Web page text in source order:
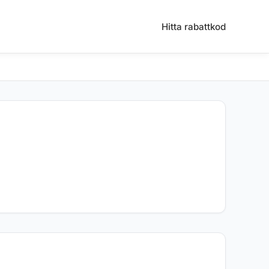
Hitta rabattkod